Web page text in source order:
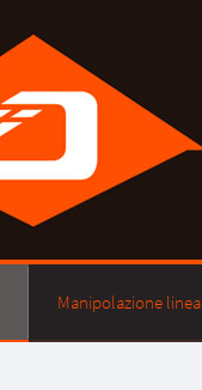
Manipolazione linea